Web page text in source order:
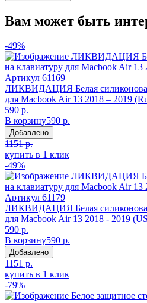
Вам может быть
-49%
Артикул 61169
ЛИКВИДАЦИЯ Белая силиконовая
для Macbook Air 13 2018 – 2019
590 р.
В корзину590 р.
Добавлено
1151 р.
купить в 1 клик
-49%
Артикул 61179
ЛИКВИДАЦИЯ Белая силиконовая
для Macbook Air 13 2018 - 2019
590 р.
В корзину590 р.
Добавлено
1151 р.
купить в 1 клик
-79%